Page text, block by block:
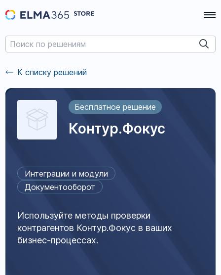
К списку решений
Бесплатное решение
Контур.Фокус
Интеграции и модули
Документооборот
Используйте методы проверки
контрагентов Контур.Фокус в ваших
бизнес-процессах.